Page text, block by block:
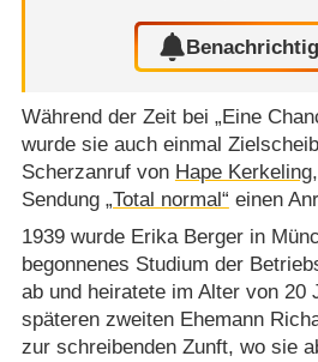
Während der Zeit bei „Eine
wurde sie auch einmal
Scherzanruf von Hape Kerkeling
Sendung „Total normal“ einen
1939 wurde Erika Berger in
begonnenes Studium der
ab und heiratete im Alter von 20
späteren zweiten Ehemann
zur schreibenden Zunft, wo sie